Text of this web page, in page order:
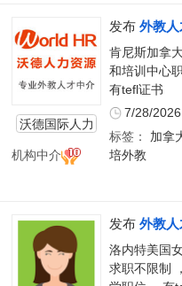
沃德国际人力
机构中介
发布 外教
肯尼斯加拿
和培训中心
有tefl证书
7/28/
标签： 加拿
培外教
发布 外教
洛内特美国
求职不限制